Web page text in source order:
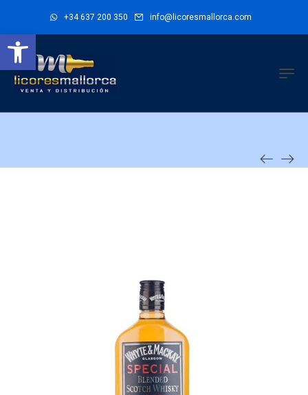
Abrir barra de herramientas
+34 637 200 350 info@licoresmallorca.com